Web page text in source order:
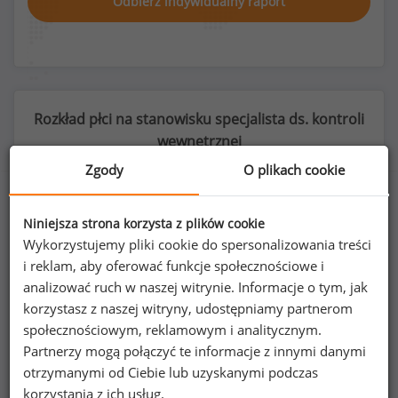
Rozkład płci na stanowisku specjalista ds. kontroli
wewnętrznej
59%
Kobiety
70
41%
Mężczyźni
48
Zgody O plikach cookie
Niniejsza strona korzysta z plików cookie
Wykorzystujemy pliki cookie do spersonalizowania treści
i reklam, aby oferować funkcje społecznościowe i
analizować ruch w naszej witrynie. Informacje o tym, jak
korzystasz z naszej witryny, udostępniamy partnerom
społecznościowym, reklamowym i analitycznym.
Partnerzy mogą połączyć te informacje z innymi danymi
otrzymanymi od Ciebie lub uzyskanymi podczas
korzystania z ich usług.